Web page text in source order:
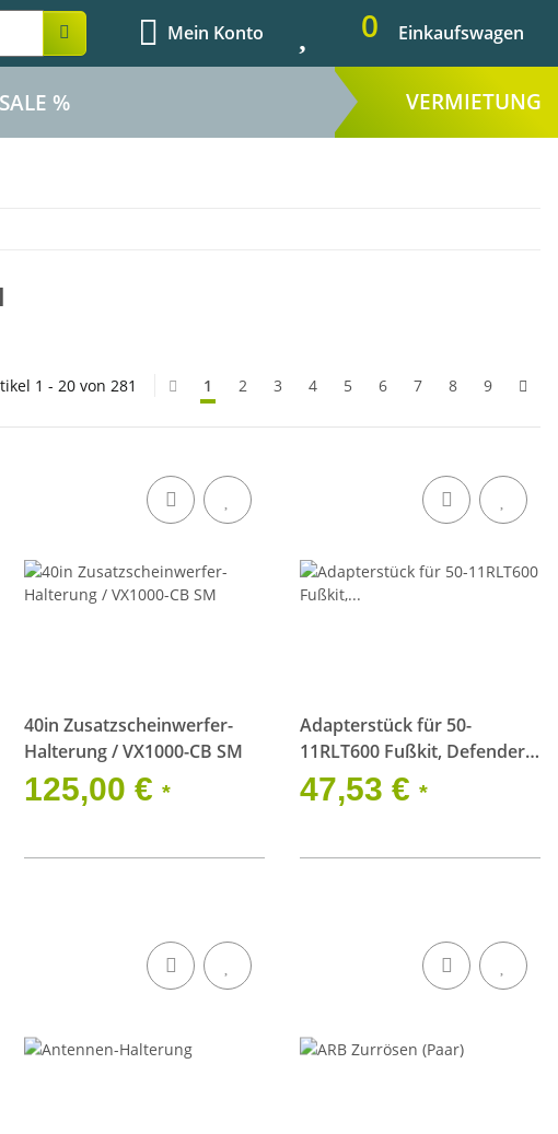
Mein Konto 0 Einkaufswagen
SALE % VERMIETUNG
1 - 20 von 281 1 2 3 4 5 6 7 8 9
40in Zusatzscheinwerfer-
Halterung / VX1000-CB SM
125,00 € *
Adapterstück für 50-
11RLT600 Fußkit, Defender
2020 (1 Stk.), inkl. 50-B062
47,53 € *